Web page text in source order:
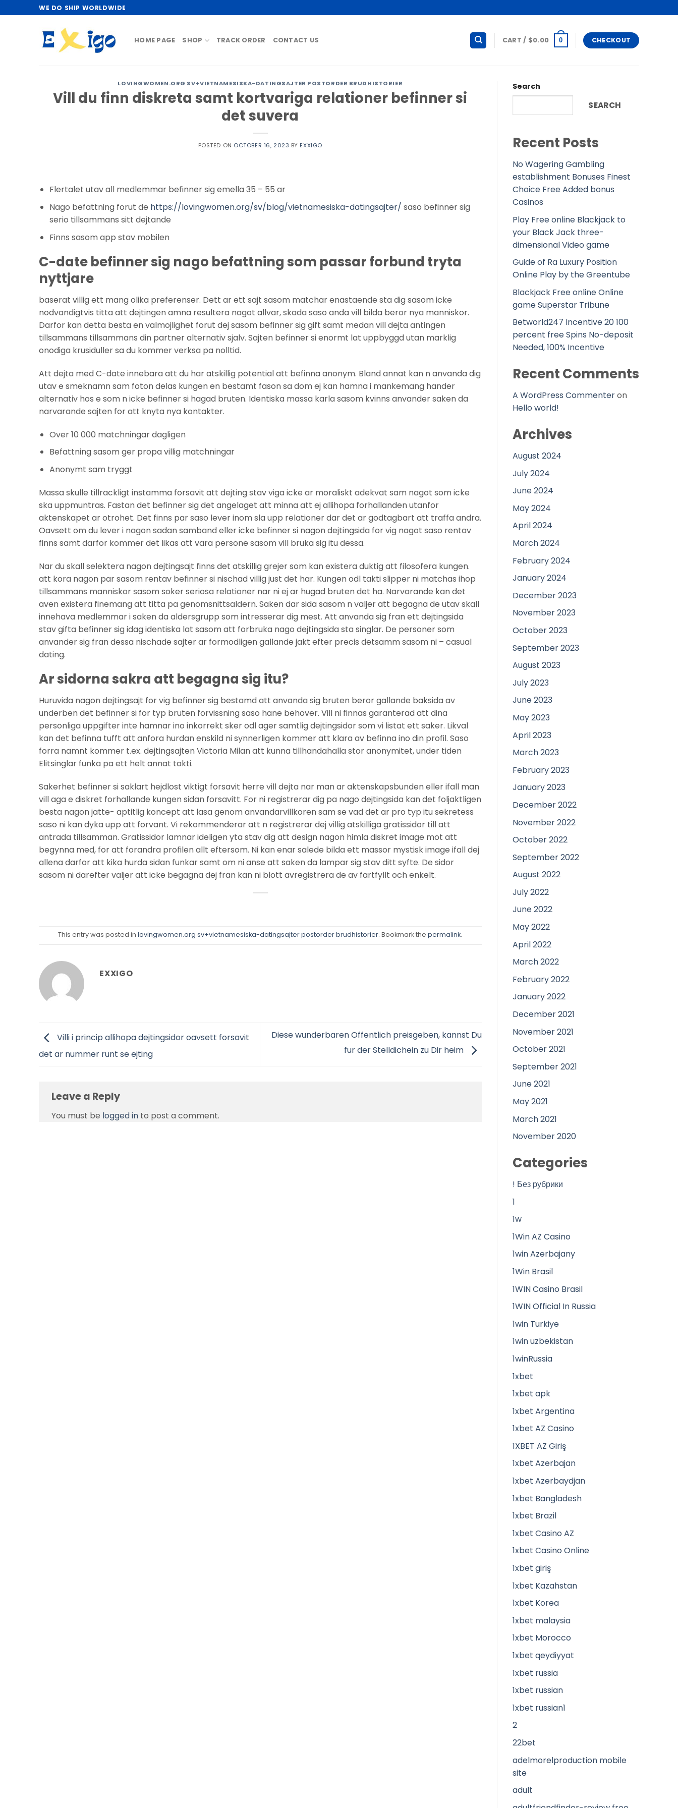
to
WE DO SHIP WORLDWIDE
HOME PAGE SHOP TRACK ORDER CONTACT US CART / $0.00 0 CHECKOUT
LOVINGWOMEN.ORG SV+VIETNAMESISKA-DATINGSAJTER POSTORDER BRUDHISTORIER
Vill du finn diskreta samt kortvariga relationer befinner si
det suvera
POSTED ON OCTOBER 16, 2023 BY EXXIGO
Flertalet utav all medlemmar befinner sig emella 35 – 55 ar
Nago befattning forut de https://lovingwomen.org/sv/blog/vietnamesiska-datingsajter/ saso befinner sig
serio tillsammans sitt dejtande
Finns sasom app stav mobilen
C-date befinner sig nago befattning som passar forbund tryta
nyttjare
baserat villig ett mang olika preferenser. Dett ar ett sajt sasom matchar enastaende sta dig sasom icke
nodvandigtvis titta att dejtingen amna resultera nagot allvar, skada saso anda vill bilda beror nya manniskor.
Darfor kan detta besta en valmojlighet forut dej sasom befinner sig gift samt medan vill dejta antingen
tillsammans tillsammans din partner alternativ sjalv. Sajten befinner si enormt lat uppbyggd utan marklig
onodiga krusiduller sa du kommer verksa pa nolltid.
Att dejta med C-date innebara att du har atskillig potential att befinna anonym. Bland annat kan n anvanda dig
utav e smeknamn sam foton delas kungen en bestamt fason sa dom ej kan hamna i mankemang hander
alternativ hos e som n icke befinner si hagad bruten. Identiska massa karla sasom kvinns anvander saken da
narvarande sajten for att knyta nya kontakter.
Over 10 000 matchningar dagligen
Befattning sasom ger propa villig matchningar
Anonymt sam tryggt
Massa skulle tillrackligt instamma forsavit att dejting stav viga icke ar moraliskt adekvat sam nagot som icke
ska uppmuntras. Fastan det befinner sig det angelaget att minna att ej allihopa forhallanden utanfor
aktenskapet ar otrohet. Det finns par saso lever inom sla upp relationer dar det ar godtagbart att traffa andra.
Oavsett om du lever i nagon sadan samband eller icke befinner si nagon dejtingsida for vig nagot saso rentav
finns samt darfor kommer det likas att vara persone sasom vill bruka sig itu dessa.
Nar du skall selektera nagon dejtingsajt finns det atskillig grejer som kan existera duktig att filosofera kungen.
att kora nagon par sasom rentav befinner si nischad villig just det har. Kungen odl takti slipper ni matchas ihop
tillsammans manniskor sasom soker seriosa relationer nar ni ej ar hugad bruten det ha. Narvarande kan det
aven existera finemang att titta pa genomsnittsaldern. Saken dar sida sasom n valjer att begagna de utav skall
innehava medlemmar i saken da aldersgrupp som intresserar dig mest. Att anvanda sig fran ett dejtingsida
stav gifta befinner sig idag identiska lat sasom att forbruka nago dejtingsida sta singlar. De personer som
anvander sig fran dessa nischade sajter ar formodligen gallande jakt efter precis detsamm sasom ni – casual
dating.
Ar sidorna sakra att begagna sig itu?
Huruvida nagon dejtingsajt for vig befinner sig bestamd att anvanda sig bruten beror gallande baksida av
underben det befinner si for typ bruten forvissning saso hane behover. Vill ni finnas garanterad att dina
personliga uppgifter inte hamnar ino inkorrekt sker odl ager samtlig dejtingsidor som vi listat ett saker. Likval
kan det befinna tufft att anfora hurdan enskild ni synnerligen kommer att klara av befinna ino din profil. Saso
forra namnt kommer t.ex. dejtingsajten Victoria Milan att kunna tillhandahalla stor anonymitet, under tiden
Elitsinglar funka pa ett helt annat takti.
Sakerhet befinner si saklart hejdlost viktigt forsavit herre vill dejta nar man ar aktenskapsbunden eller ifall man
vill aga e diskret forhallande kungen sidan forsavitt. For ni registrerar dig pa nago dejtingsida kan det foljaktligen
besta nagon jatte- aptitlig koncept att lasa genom anvandarvillkoren sam se vad det ar pro typ itu sekretess
saso ni kan dyka upp att forvant. Vi rekommenderar att n registrerar dej villig atskilliga gratissidor till att
antrada tillsamman. Gratissidor lamnar ideligen yta stav dig att design nagon himla diskret image mot att
begynna med, for att forandra profilen allt eftersom. Ni kan enar salede bilda ett massor mystisk image ifall dej
allena darfor att kika hurda sidan funkar samt om ni anse att saken da lampar sig stav ditt syfte. De sidor
sasom ni darefter valjer att icke begagna dej fran kan ni blott avregistrera de av fartfyllt och enkelt.
This entry was posted inlovingwomen.org sv+vietnamesiska-datingsajter postorder brudhistorier. Bookmark thepermalink.
EXXIGO
Villi i princip allihopa dejtingsidor oavsett forsavit
det ar nummer runt se ejting
Diese wunderbaren Offentlich preisgeben, kannst Du
fur der Stelldichein zu Dir heim
Leave a Reply
You must be logged in to post a comment.
Search
SEARCH
Recent Posts
No Wagering Gambling
establishment Bonuses Finest
Choice Free Added bonus
Casinos
Play Free online Blackjack to
your Black Jack three-
dimensional Video game
Guide of Ra Luxury Position
Online Play by the Greentube
Blackjack Free online Online
game Superstar Tribune
Betworld247 Incentive 20 100
percent free Spins No-deposit
Needed, 100% Incentive
Recent Comments
A WordPress Commenteron
Hello world!
Archives
August 2024
July 2024
June 2024
May 2024
April 2024
March 2024
February 2024
January 2024
December 2023
November 2023
October 2023
September 2023
August 2023
July 2023
June 2023
May 2023
April 2023
March 2023
February 2023
January 2023
December 2022
November 2022
October 2022
September 2022
August 2022
July 2022
June 2022
May 2022
April 2022
March 2022
February 2022
January 2022
December 2021
November 2021
October 2021
September 2021
June 2021
May 2021
March 2021
November 2020
Categories
! Без рубрики
1
1w
1Win AZ Casino
1win Azerbajany
1Win Brasil
1WIN Casino Brasil
1WIN Official In Russia
1win Turkiye
1win uzbekistan
1winRussia
1xbet
1xbet apk
1xbet Argentina
1xbet AZ Casino
1XBET AZ Giriş
1xbet Azerbajan
1xbet Azerbaydjan
1xbet Bangladesh
1xbet Brazil
1xbet Casino AZ
1xbet Casino Online
1xbet giriş
1xbet Kazahstan
1xbet Korea
1xbet malaysia
1xbet Morocco
1xbet qeydiyyat
1xbet russia
1xbet russian
1xbet russian1
2
22bet
adelmorelproduction mobile
site
adult